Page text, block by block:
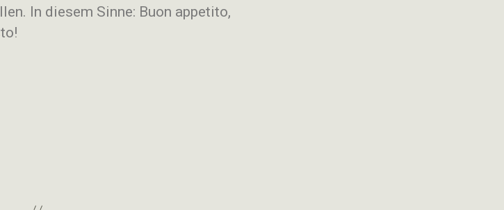
In diesem Sinne: Buon appetito,